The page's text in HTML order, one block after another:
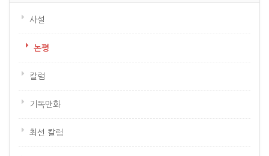
사설
논평
칼럼
기독만화
최선 칼럼